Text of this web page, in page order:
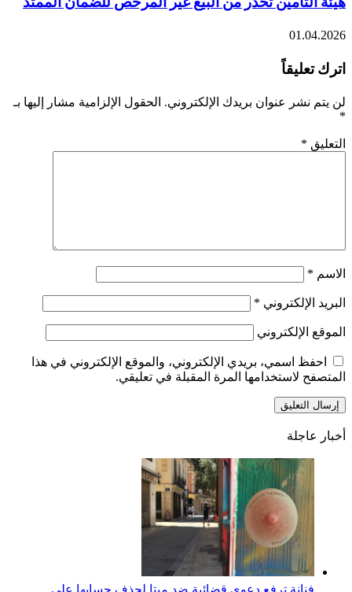
01.04.2026
اترك تعليقاً
لن يتم نشر عنوان بريدك الإلكتروني. الحقول الإلزامية مشار إليها بـ
*
التعليق *
الاسم *
البريد الإلكتروني *
الموقع الإلكتروني
احفظ اسمي، بريدي الإلكتروني، والموقع الإلكتروني في هذا
المتصفح لاستخدامها المرة المقبلة في تعليقي.
أخبار عاجلة